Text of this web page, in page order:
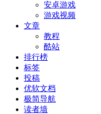
安卓游戏
游戏视频
文章
教程
酷站
排行榜
标签
投稿
优软文档
极简导航
读者墙